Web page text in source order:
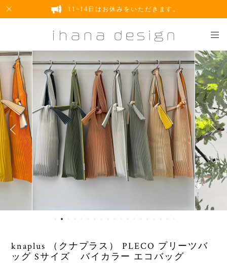
11~14日はお休みをいただきます。
knaplus （クナプラス） PLECO プリーツバ
ッグ Sサイズ バイカラー エコバッグ